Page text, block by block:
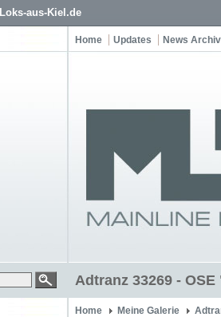
Loks-aus-Kiel.de
Home Updates News Archiv
Adtranz 33269 -
Home Meine Galerie